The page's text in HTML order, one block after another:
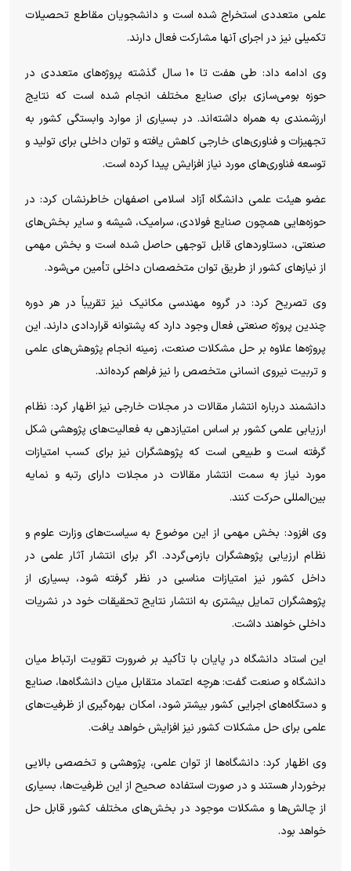
علمی متعددی استخراج شده است و دانشجویان مقاطع تحصیلات
تکمیلی نیز در اجرای آنها مشارکت فعال دارند.
وی ادامه داد: طی هفت تا ۱۰ سال گذشته پروژه‌های متعددی در
حوزه بومی‌سازی برای صنایع مختلف انجام شده است که نتایج
ارزشمندی به همراه داشته‌اند. در بسیاری از موارد وابستگی کشور به
تجهیزات و فناوری‌های خارجی کاهش یافته و توان داخلی برای تولید و
توسعه فناوری‌های مورد نیاز افزایش پیدا کرده است.
عضو هیئت علمی دانشگاه آزاد اسلامی اصفهان خاطرنشان کرد: در
حوزه‌هایی همچون صنایع فولادی، سرامیک، شیشه و سایر بخش‌های
صنعتی، دستاورد‌های قابل توجهی حاصل شده است و بخش مهمی
از نیاز‌های کشور از طریق توان متخصصان داخلی تأمین می‌شود.
وی تصریح کرد: در گروه مهندسی مکانیک نیز تقریباً در هر دوره
چندین پروژه صنعتی فعال وجود دارد که پشتوانه قراردادی دارند. این
پروژه‌ها علاوه بر حل مشکلات صنعت، زمینه انجام پژوهش‌های علمی
و تربیت نیروی انسانی متخصص را نیز فراهم کرده‌اند.
دانشمند درباره انتشار مقالات در مجلات خارجی نیز اظهار کرد: نظام
ارزیابی علمی کشور بر اساس امتیازدهی به فعالیت‌های پژوهشی شکل
گرفته است و طبیعی است که پژوهشگران نیز برای کسب امتیازات
مورد نیاز به سمت انتشار مقالات در مجلات دارای رتبه و نمایه
بین‌المللی حرکت کنند.
وی افزود: بخش مهمی از این موضوع به سیاست‌های وزارت علوم و
نظام ارزیابی پژوهشگران بازمی‌گردد. اگر برای انتشار آثار علمی در
داخل کشور نیز امتیازات مناسبی در نظر گرفته شود، بسیاری از
پژوهشگران تمایل بیشتری به انتشار نتایج تحقیقات خود در نشریات
داخلی خواهند داشت.
این استاد دانشگاه در پایان با تأکید بر ضرورت تقویت ارتباط میان
دانشگاه و صنعت گفت: هرچه اعتماد متقابل میان دانشگاه‌ها، صنایع
و دستگاه‌های اجرایی کشور بیشتر شود، امکان بهره‌گیری از ظرفیت‌های
علمی برای حل مشکلات کشور نیز افزایش خواهد یافت.
وی اظهار کرد: دانشگاه‌ها از توان علمی، پژوهشی و تخصصی بالایی
برخوردار هستند و در صورت استفاده صحیح از این ظرفیت‌ها، بسیاری
از چالش‌ها و مشکلات موجود در بخش‌های مختلف کشور قابل حل
خواهد بود.